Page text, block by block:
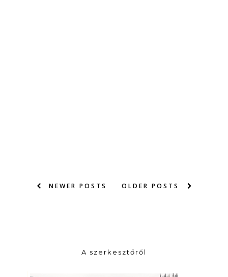
NEWER POSTS OLDER POSTS
A szerkesztőről